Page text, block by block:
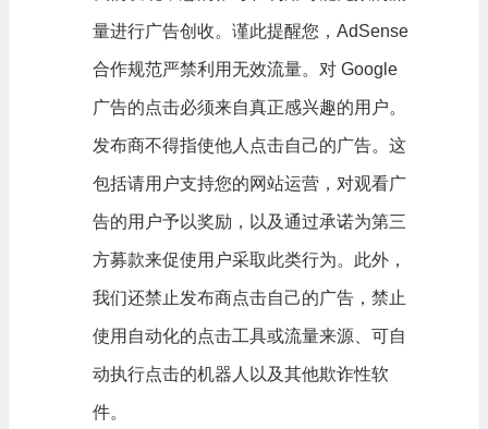
量进行广告创收。谨此提醒您，AdSense
合作规范严禁利用无效流量。对 Google
广告的点击必须来自真正感兴趣的用户。
发布商不得指使他人点击自己的广告。这
包括请用户支持您的网站运营，对观看广
告的用户予以奖励，以及通过承诺为第三
方募款来促使用户采取此类行为。此外，
我们还禁止发布商点击自己的广告，禁止
使用自动化的点击工具或流量来源、可自
动执行点击的机器人以及其他欺诈性软
件。